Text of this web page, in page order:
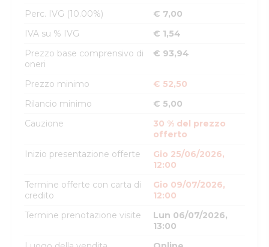
Perc. IVG (10.00%)
€ 7,00
IVA su % IVG
€ 1,54
Prezzo base comprensivo di
oneri
€ 93,94
Prezzo minimo
€ 52,50
Rilancio minimo
€ 5,00
Cauzione
30 % del prezzo
offerto
Inizio presentazione offerte
Gio 25/06/2026,
12:00
Termine offerte con carta di
credito
Gio 09/07/2026,
12:00
Termine prenotazione visite
Lun 06/07/2026,
13:00